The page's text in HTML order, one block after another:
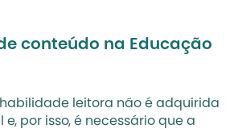
conteúdo na Educação
leitora não é adquirida
por isso, é necessário que a